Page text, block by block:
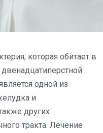
которая обитает в
одной из
и
других
тракта. Лечение